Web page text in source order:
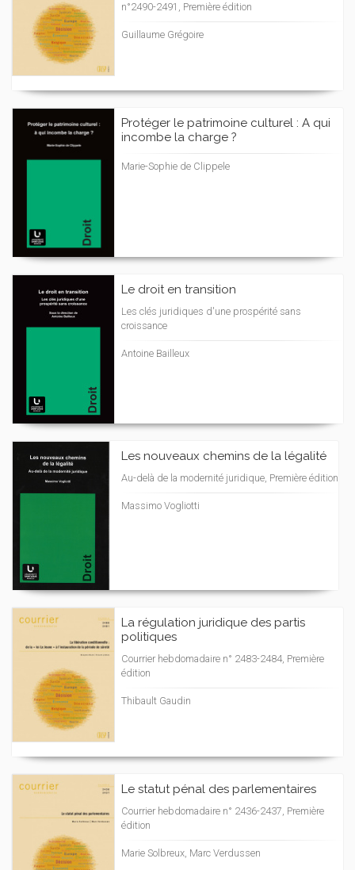
n°2490-2491, Première édition
Guillaume Grégoire
Protéger le patrimoine culturel : A qui
incombe la charge ?
Marie-Sophie de Clippele
Le droit en transition
Les clés juridiques d'une prospérité sans
croissance
Antoine Bailleux
Les nouveaux chemins de la légalité
Au-delà de la modernité juridique, Première édition
Massimo Vogliotti
La régulation juridique des partis
politiques
Courrier hebdomadaire n° 2483-2484, Première
édition
Thibault Gaudin
Le statut pénal des parlementaires
Courrier hebdomadaire n° 2436-2437, Première
édition
Marie Solbreux, Marc Verdussen